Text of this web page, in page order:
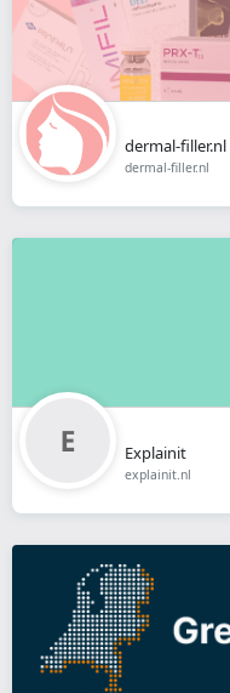
dermal-filler.nl
dermal-filler.nl
Explainit
explainit.nl